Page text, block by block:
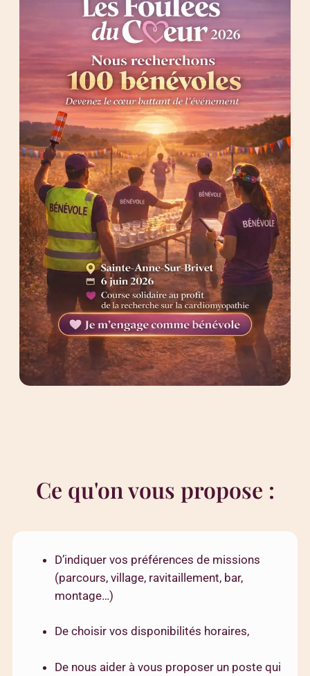
Ce qu'on vous propose :
D’indiquer vos préférences de missions
(parcours, village, ravitaillement, bar,
montage…)
De choisir vos disponibilités horaires,
De nous aider à vous proposer un poste qui